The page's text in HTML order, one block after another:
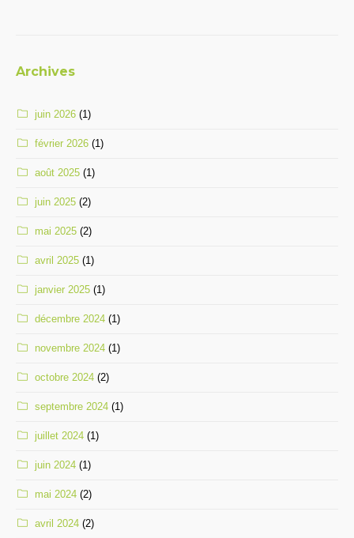
Archives
juin 2026 (1)
février 2026 (1)
août 2025 (1)
juin 2025 (2)
mai 2025 (2)
avril 2025 (1)
janvier 2025 (1)
décembre 2024 (1)
novembre 2024 (1)
octobre 2024 (2)
septembre 2024 (1)
juillet 2024 (1)
juin 2024 (1)
mai 2024 (2)
avril 2024 (2)